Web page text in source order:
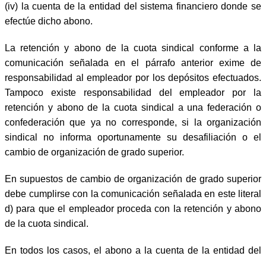
(iv) la cuenta de la entidad del sistema financiero donde se
efectúe dicho abono.
La retención y abono de la cuota sindical conforme a la
comunicación señalada en el párrafo anterior exime de
responsabilidad al empleador por los depósitos efectuados.
Tampoco existe responsabilidad del empleador por la
retención y abono de la cuota sindical a una federación o
confederación que ya no corresponde, si la organización
sindical no informa oportunamente su desafiliación o el
cambio de organización de grado superior.
En supuestos de cambio de organización de grado superior
debe cumplirse con la comunicación señalada en este literal
d) para que el empleador proceda con la retención y abono
de la cuota sindical.
En todos los casos, el abono a la cuenta de la entidad del